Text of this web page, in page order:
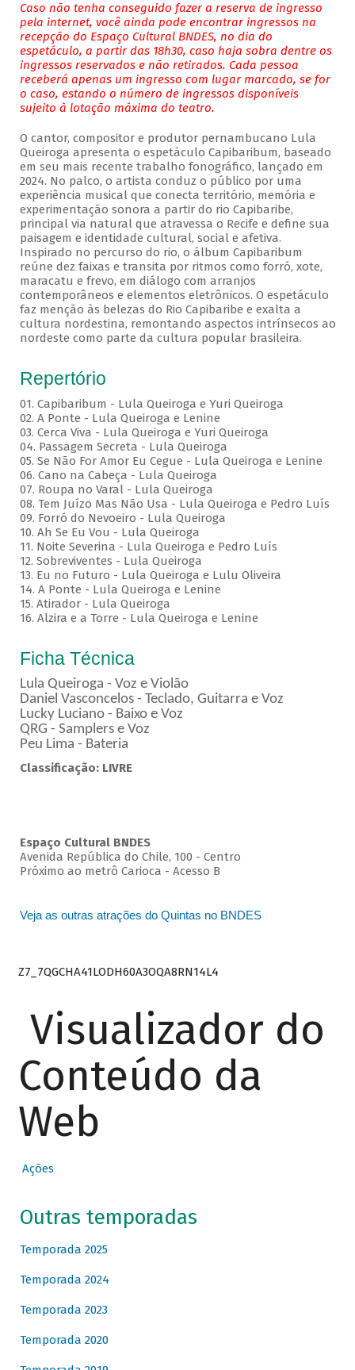
Caso não tenha conseguido fazer a reserva de ingresso
pela internet, você ainda pode encontrar ingressos na
recepção do Espaço Cultural BNDES, no dia do
espetáculo, a partir das 18h30, caso haja sobra dentre os
ingressos reservados e não retirados. Cada pessoa
receberá apenas um ingresso com lugar marcado, se for
o caso, estando o número de ingressos disponíveis
sujeito à lotação máxima do teatro.
O cantor, compositor e produtor pernambucano Lula
Queiroga apresenta o espetáculo Capibaribum, baseado
em seu mais recente trabalho fonográfico, lançado em
2024. No palco, o artista conduz o público por uma
experiência musical que conecta território, memória e
experimentação sonora a partir do rio Capibaribe,
principal via natural que atravessa o Recife e define sua
paisagem e identidade cultural, social e afetiva.
Inspirado no percurso do rio, o álbum Capibaribum
reúne dez faixas e transita por ritmos como forró, xote,
maracatu e frevo, em diálogo com arranjos
contemporâneos e elementos eletrônicos. O espetáculo
faz menção às belezas do Rio Capibaribe e exalta a
cultura nordestina, remontando aspectos intrínsecos ao
nordeste como parte da cultura popular brasileira.
Repertório
01. Capibaribum - Lula Queiroga e Yuri Queiroga
02. A Ponte - Lula Queiroga e Lenine
03. Cerca Viva - Lula Queiroga e Yuri Queiroga
04. Passagem Secreta - Lula Queiroga
05. Se Não For Amor Eu Cegue - Lula Queiroga e Lenine
06. Cano na Cabeça - Lula Queiroga
07. Roupa no Varal - Lula Queiroga
08. Tem Juízo Mas Não Usa - Lula Queiroga e Pedro Luís
09. Forró do Nevoeiro - Lula Queiroga
10. Ah Se Eu Vou - Lula Queiroga
11. Noite Severina - Lula Queiroga e Pedro Luís
12. Sobreviventes - Lula Queiroga
13. Eu no Futuro - Lula Queiroga e Lulu Oliveira
14. A Ponte - Lula Queiroga e Lenine
15. Atirador - Lula Queiroga
16. Alzira e a Torre - Lula Queiroga e Lenine
Ficha Técnica
Lula Queiroga - Voz e Violão
Daniel Vasconcelos - Teclado, Guitarra e Voz
Lucky Luciano - Baixo e Voz
QRG - Samplers e Voz
Peu Lima - Bateria
Classificação: LIVRE
Espaço Cultural BNDES
Avenida República do Chile, 100 - Centro
Próximo ao metrô Carioca - Acesso B
Veja as outras atrações do Quintas no BNDES
Z7_7QGCHA41LODH60A3OQA8RN14L4
Visualizador do
Conteúdo da
Web
Ações
Outras temporadas
Temporada 2025
Temporada 2024
Temporada 2023
Temporada 2020